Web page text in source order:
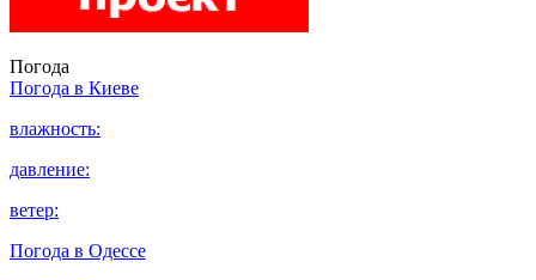
Погода
Погода в Киеве
влажность:
давление:
ветер:
Погода в Одессе